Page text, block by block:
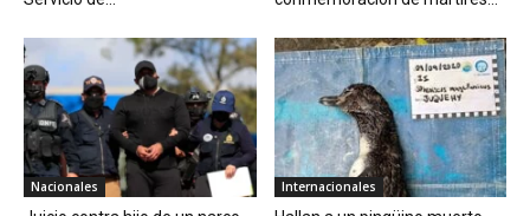
Nacionales Internacionales